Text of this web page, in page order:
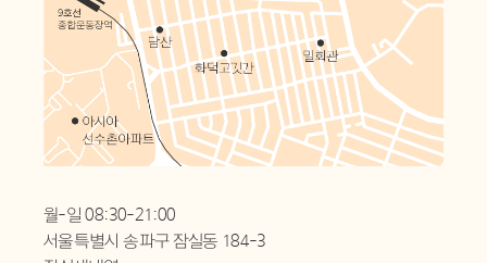
월-일 08:30-21:00
서울특별시 송파구 잠실동 184-3